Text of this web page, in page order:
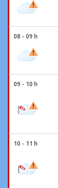
08 - 09 h
09 - 10 h
10 - 11 h